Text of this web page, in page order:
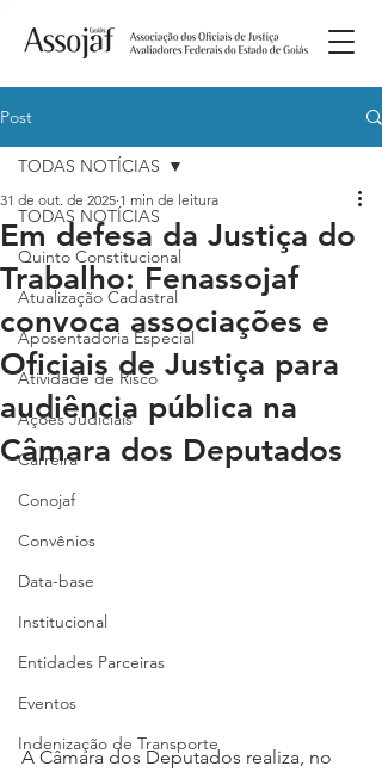
Post
TODAS NOTÍCIAS
Quinto Constitucional
Atualização Cadastral
Aposentadoria Especial
Atividade de Risco
Ações Judiciais
Carreira
Conojaf
Convênios
Data-base
Institucional
Entidades Parceiras
Eventos
Indenização de Transporte
TODAS NOTÍCIAS
Em defesa da Justiça do
Trabalho: Fenassojaf
convoca associações e
Oficiais de Justiça para
audiência pública na
Câmara dos Deputados
31 de out. de 2025 1 min de leitura
A Câmara dos Deputados realiza, no